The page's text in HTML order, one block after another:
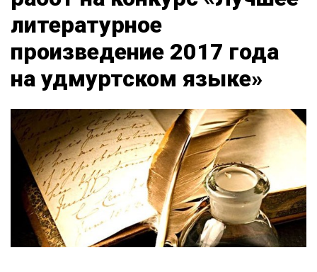
литературное
произведение 2017 года
на удмуртском языке»